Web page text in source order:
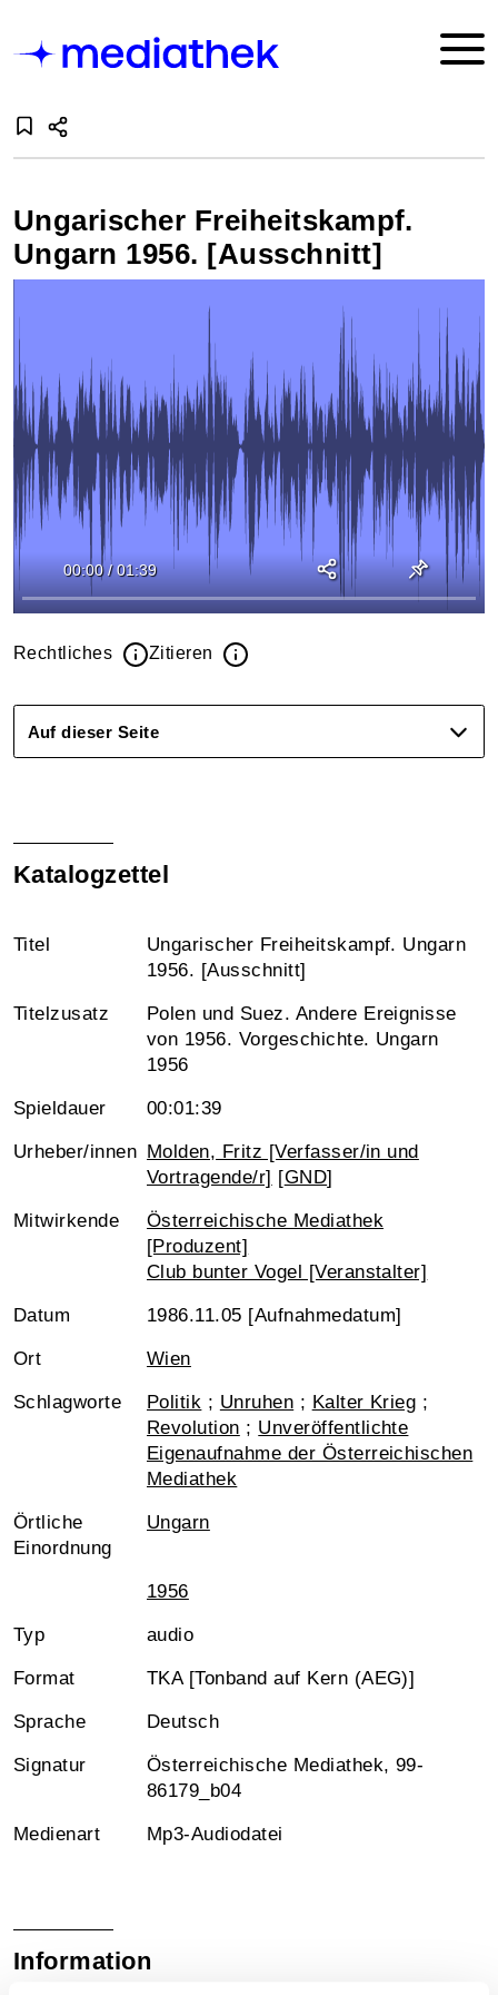
Ungarischer Freiheitskampf.
Ungarn 1956. [Ausschnitt]
00:00 / 01:39
Rechtliches Zitieren
Auf dieser Seite
Katalogzettel
Titel
Ungarischer Freiheitskampf. Ungarn
1956. [Ausschnitt]
Titelzusatz
Polen und Suez. Andere Ereignisse
von 1956. Vorgeschichte. Ungarn
1956
Spieldauer 00:01:39
Urheber/innen Molden, Fritz [Verfasser/in und
Vortragende/r] [GND]
Mitwirkende
Österreichische Mediathek
[Produzent]
Club bunter Vogel [Veranstalter]
Datum 1986.11.05 [Aufnahmedatum]
Ort Wien
Schlagworte Politik ; Unruhen ; Kalter Krieg ;
Revolution ; Unveröffentlichte
Eigenaufnahme der Österreichischen
Mediathek
Örtliche
Einordnung
Ungarn
1956
Typ audio
Format TKA [Tonband auf Kern (AEG)]
Sprache Deutsch
Signatur
Österreichische Mediathek, 99-
86179_b04
Medienart Mp3-Audiodatei
Information